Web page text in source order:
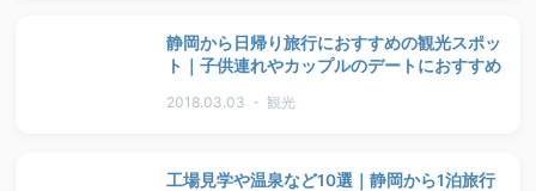
静岡から日帰り旅行におすすめの観光スポッ
ト｜子供連れやカップルのデートにおすすめ
2018.03.03 ・ 観光
工場見学や温泉など10選｜静岡から1泊旅行